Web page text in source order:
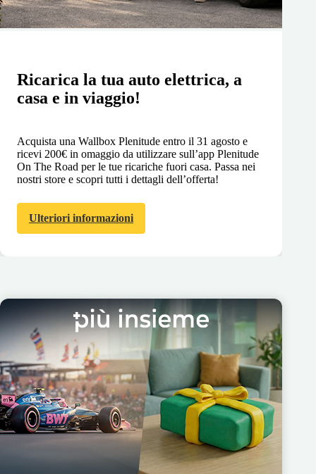
Ricarica la tua auto elettrica, a
casa e in viaggio!
Acquista una Wallbox Plenitude entro il 31 agosto e
ricevi 200€ in omaggio da utilizzare sull’app Plenitude
On The Road per le tue ricariche fuori casa. Passa nei
nostri store e scopri tutti i dettagli dell’offerta!
Ulteriori informazioni